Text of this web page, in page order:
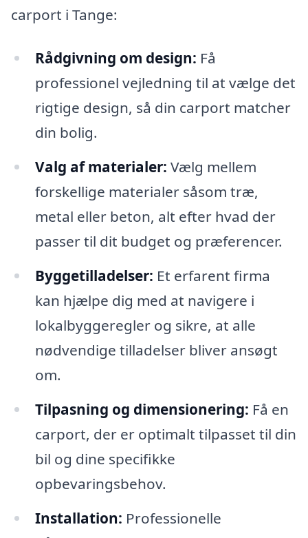
carport i Tange:
Rådgivning om design: Få
professionel vejledning til at vælge det
rigtige design, så din carport matcher
din bolig.
Valg af materialer: Vælg mellem
forskellige materialer såsom træ,
metal eller beton, alt efter hvad der
passer til dit budget og præferencer.
Byggetilladelser: Et erfarent firma
kan hjælpe dig med at navigere i
lokalbyggeregler og sikre, at alle
nødvendige tilladelser bliver ansøgt
om.
Tilpasning og dimensionering: Få en
carport, der er optimalt tilpasset til din
bil og dine specifikke
opbevaringsbehov.
Installation: Professionelle